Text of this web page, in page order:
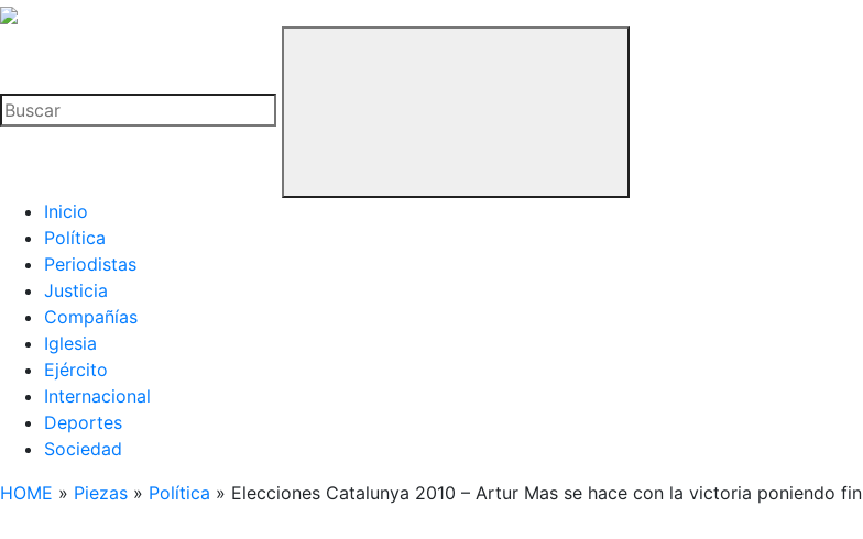
La
Buitre
Inicio
Política
Periodistas
Justicia
Compañías
Iglesia
Ejército
Internacional
Deportes
Sociedad
HOME » Piezas » Política » Elecciones Catalunya 2010 – Artur Mas se hace con la victoria poniendo